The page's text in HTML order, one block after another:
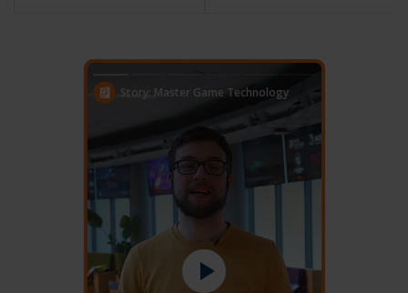
Story: Master Game Technology